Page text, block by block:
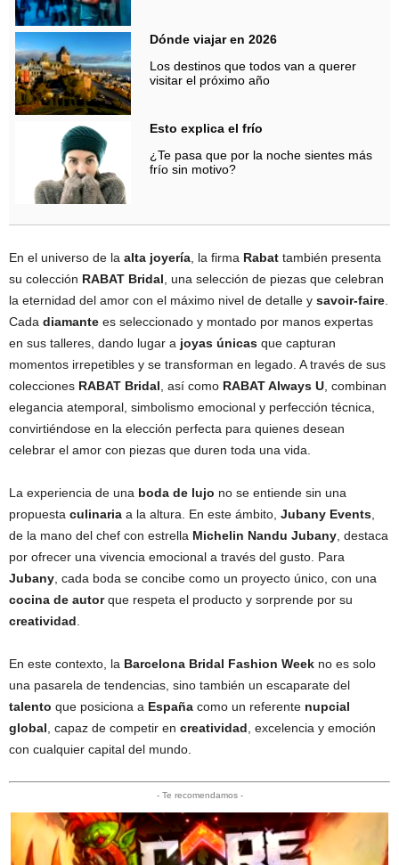
Dónde viajar en 2026
Los destinos que todos van a querer
visitar el próximo año
Esto explica el frío
¿Te pasa que por la noche sientes más
frío sin motivo?
En el universo de la alta joyería , la firma Rabat también presenta
su colección RABAT Bridal , una selección de piezas que celebran
la eternidad del amor con el máximo nivel de detalle y savoir-faire
Cada diamante es seleccionado y montado por manos expertas
en sus talleres, dando lugar a joyas únicas que capturan
momentos irrepetibles y se transforman en legado. A través de sus
colecciones RABAT Bridal , así como RABAT Always U , combinan
elegancia atemporal, simbolismo emocional y perfección técnica,
convirtiéndose en la elección perfecta para quienes desean
celebrar el amor con piezas que duren toda una vida.
La experiencia de una boda de lujo no se entiende sin una
propuesta culinaria a la altura. En este ámbito, Jubany Events
de la mano del chef con estrella Michelin Nandu Jubany , destaca
por ofrecer una vivencia emocional a través del gusto. Para
Jubany , cada boda se concibe como un proyecto único, con una
cocina de autorque respeta el producto y sorprende por su
creatividad
En este contexto, la Barcelona Bridal Fashion Week no es solo
una pasarela de tendencias, sino también un escaparate del
talento que posiciona a España como un referente nupcial
global , capaz de competir en creatividad , excelencia y emoción
con cualquier capital del mundo.
- Te recomendamos -